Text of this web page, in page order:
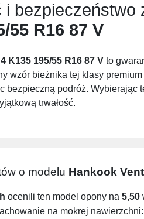
bezpieczeństwo
55 R16 87 V
K135 195/55 R16 87 V to
wzór bieżnika tej klasy
bezpieczną podróż. Wybierając
trwałość.
o modelu Hankook
ocenili ten model opony na 5,50
na mokrej nawierzchni: